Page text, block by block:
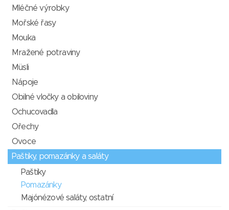
Mléčné výrobky
Mořské řasy
Mouka
Mražené potraviny
Müsli
Nápoje
Obilné vločky a obiloviny
Ochucovadla
Ořechy
Ovoce
Paštiky, pomazánky a saláty
Paštiky
Pomazánky
Majónézové saláty, ostatní